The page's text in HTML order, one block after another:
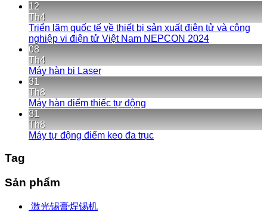
12
Th4
Triển lãm quốc tế về thiết bị sản xuất điện tử và công
nghiệp vi điện tử Việt Nam NEPCON 2024
08
Th4
Máy hàn bi Laser
31
Th8
Máy hàn điểm thiếc tự động
31
Th8
Máy tự động điểm keo đa trục
Tag
Sản phẩm
激光锡膏焊锡机